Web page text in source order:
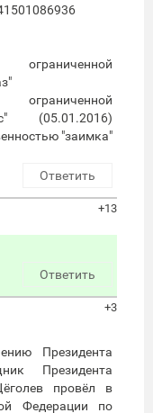
(05.01.2016)
"заимка"
Ответить
+13
Ответить
+3
Президента
Президента
провёл в
Федерации по